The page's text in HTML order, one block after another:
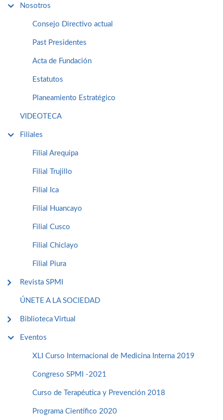
Nosotros
Consejo Directivo actual
Past Presidentes
Acta de Fundación
Estatutos
Planeamiento Estratégico
VIDEOTECA
Filiales
Filial Arequipa
Filial Trujillo
Filial Ica
Filial Huancayo
Filial Cusco
Filial Chiclayo
Filial Piura
Revista SPMI
ÚNETE A LA SOCIEDAD
Biblioteca Virtual
Eventos
XLI Curso Internacional de Medicina Interna 2019
Congreso SPMI -2021
Curso de Terapéutica y Prevención 2018
Programa Cientifico 2020